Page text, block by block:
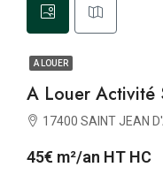
A LOUER
A Louer Activité
17400 SAINT JEAN
45€ m²/an HT HC